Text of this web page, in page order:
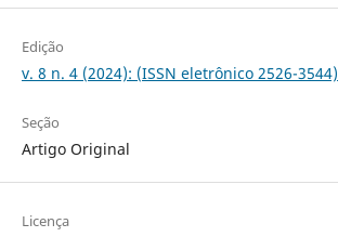
Edição
v. 8 n. 4 (2024): (ISSN eletrônico 2526-3544)
Seção
Artigo Original
Licença